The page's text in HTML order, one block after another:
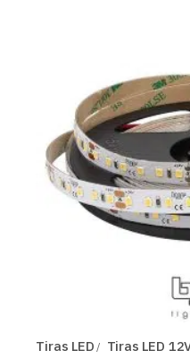
Tiras LED Tiras LED